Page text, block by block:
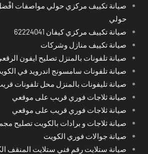
صيانة تكييف مركزي حولي مواصفات
حولي
صيانة تكييف مركزي كيفان 62224041
صيانة تكييف منازل وشركات
صيانة تلفونات بالمنزل تصليح ايفون
صيانة تلفونات سامسونج اندرويد في
صيانة تليفونات بالمنزل محل تلفونات
صيانة ثلاجات فوري قريب على موقعي
صيانة ثلاجات فوري قريب على موقعي
صيانة ثلاجات و برادات بالكويت تصليح
صيانة جوالات فوري الكويت
صيانة ستلايت رقم فني ستلايت المنقف